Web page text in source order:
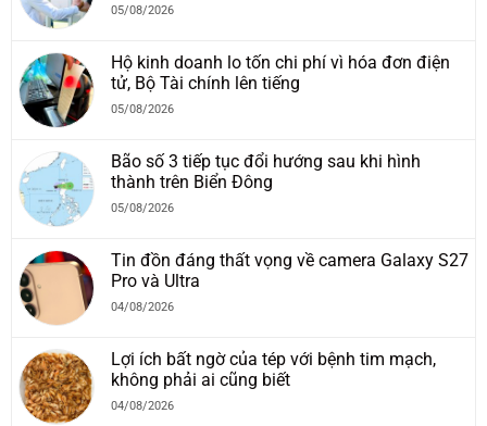
05/08/2026
Hộ kinh doanh lo tốn chi phí vì hóa đơn điện
tử, Bộ Tài chính lên tiếng
05/08/2026
Bão số 3 tiếp tục đổi hướng sau khi hình
thành trên Biển Đông
05/08/2026
Tin đồn đáng thất vọng về camera Galaxy S27
Pro và Ultra
04/08/2026
Lợi ích bất ngờ của tép với bệnh tim mạch,
không phải ai cũng biết
04/08/2026